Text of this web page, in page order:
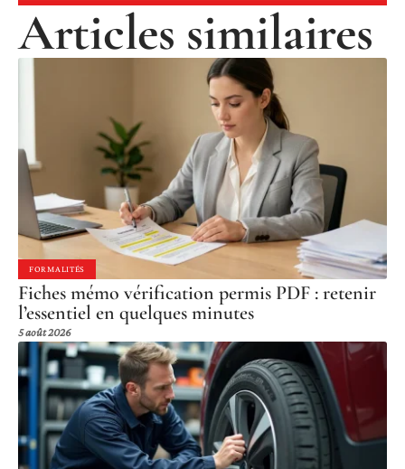
Articles similaires
FORMALITÉS
Fiches mémo vérification permis PDF : retenir
l’essentiel en quelques minutes
5 août 2026